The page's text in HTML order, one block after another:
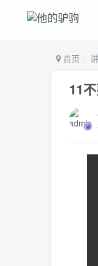
首页
11